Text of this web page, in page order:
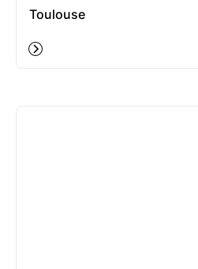
Toulouse